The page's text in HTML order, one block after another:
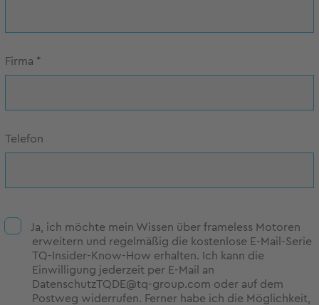
Firma *
Telefon
Ja, ich möchte mein Wissen über frameless Motoren
erweitern und regelmäßig die kostenlose E-Mail-Serie
TQ-Insider-Know-How erhalten. Ich kann die
Einwilligung jederzeit per E-Mail an
DatenschutzTQDE@tq-group.com oder auf dem
Postweg widerrufen. Ferner habe ich die Möglichkeit,